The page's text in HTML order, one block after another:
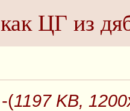
ЦГ из
-(1197 KB,